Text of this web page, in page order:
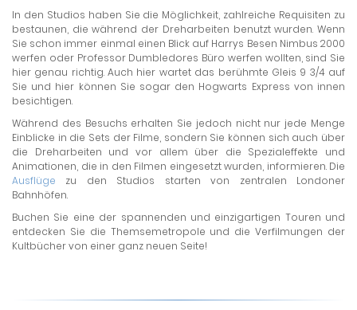
In den Studios haben Sie die Möglichkeit, zahlreiche Requisiten zu
bestaunen, die während der Dreharbeiten benutzt wurden. Wenn
Sie schon immer einmal einen Blick auf Harrys Besen Nimbus 2000
werfen oder Professor Dumbledores Büro werfen wollten, sind Sie
hier genau richtig. Auch hier wartet das berühmte Gleis 9 3/4 auf
Sie und hier können Sie sogar den Hogwarts Express von innen
besichtigen.
Während des Besuchs erhalten Sie jedoch nicht nur jede Menge
Einblicke in die Sets der Filme, sondern Sie können sich auch über
die Dreharbeiten und vor allem über die Spezialeffekte und
Animationen, die in den Filmen eingesetzt wurden, informieren. Die
Ausflüge zu den Studios starten von zentralen Londoner
Bahnhöfen.
Buchen Sie eine der spannenden und einzigartigen Touren und
entdecken Sie die Themsemetropole und die Verfilmungen der
Kultbücher von einer ganz neuen Seite!